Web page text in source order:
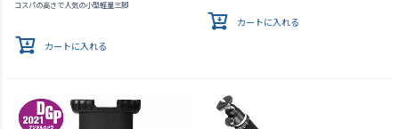
コスパの高さで人気の小型軽量三脚
カートに入れる
カートに入れる